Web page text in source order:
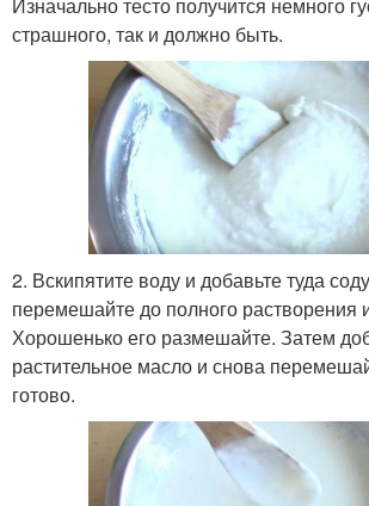
страшного, так и должно быть.
2. Вскипятите воду и добавьте туда
перемешайте до полного растворения
Хорошенько его размешайте. Затем
растительное масло и снова
готово.